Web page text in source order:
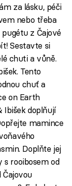
za lásku, péči
nebo třeba
z Čajové
Sestavte si
chuti a vůně.
Tento
chuť a
on Earth
Ibišek doplňují
mamince
Doplňte jej
rooibosem od
Čajovou